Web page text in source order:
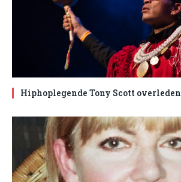
Hiphoplegende Tony Scott overleden